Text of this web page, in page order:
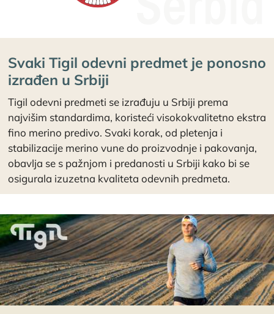
Svaki Tigil odevni predmet je ponosno
izrađen u Srbiji
Tigil odevni predmeti se izrađuju u Srbiji prema
najvišim standardima, koristeći visokokvalitetno ekstra
fino merino predivo. Svaki korak, od pletenja i
stabilizacije merino vune do proizvodnje i pakovanja,
obavlja se s pažnjom i predanosti u Srbiji kako bi se
osigurala izuzetna kvaliteta odevnih predmeta.